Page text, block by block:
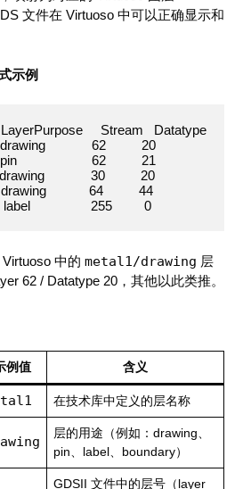
文件在 Virtuoso 中可以正确显示和
示例
Stream   Datatype
62          20
62          21
30          20
64          44
255         0
中的 metal1/drawing 层
62 / Datatype 20，其他以此类推。
例值 含义
在技术库中定义的层名称
层的用途（例如：drawing、
pin、label、boundary）
GDSII 文件中的层号（layer